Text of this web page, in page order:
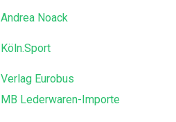
Andrea Noack
Köln.Sport
Verlag Eurobus
MB Lederwaren-Importe